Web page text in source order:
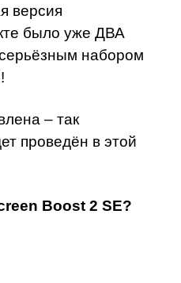
версия
было уже ДВА
набором
– так
проведён в этой
Boost 2 SE?